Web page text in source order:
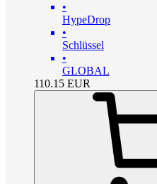
•
HypeDrop
•
Schlüssel
•
GLOBAL
110.15 EUR